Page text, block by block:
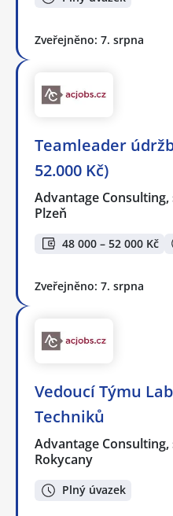
Zveřejněno: 7. srpna
Teamleader
52.000 Kč)
Advantage Consulting,
Plzeň
48 000 – 52 000 Kč
Zveřejněno: 7. srpna
Vedoucí Týmu
Techniků
Advantage Consulting,
Rokycany
Plný úvazek